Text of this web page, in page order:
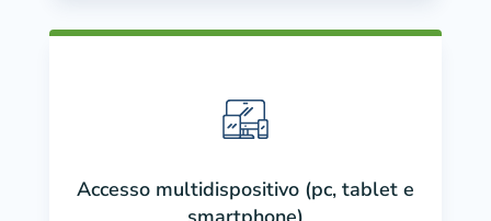
Accesso multidispositivo (pc, tablet e